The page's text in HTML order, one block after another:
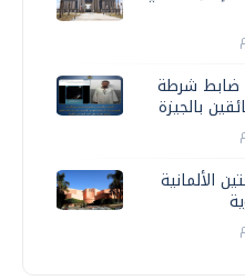
ضابط شرطة
بالجيزة
الألمانية